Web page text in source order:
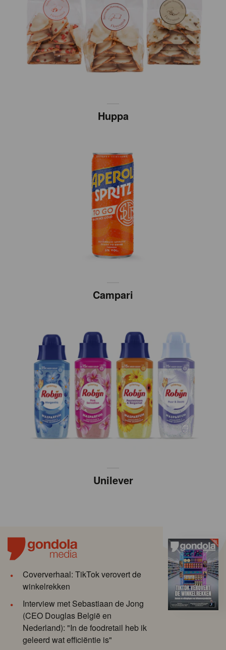
Huppa
Campari
Unilever
Coververhaal: TikTok verovert de
winkelrekken
Interview met Sebastiaan de Jong
(CEO Douglas België en
Nederland): "In de foodretail heb ik
geleerd wat efficiëntie is"